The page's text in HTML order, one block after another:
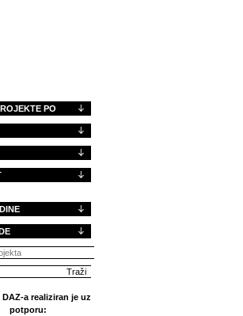
PO
DAZ-a realiziran je uz
potporu: